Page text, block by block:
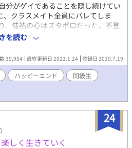
分がゲイであることを隠し続けてい
クラスメイト全員にバレてしま
、佳祐の心はズタボロだった。不登
が原因で病院に入院する。 その時、
親にバレてしまい、心配した両親は
祐を行かせた。 そこから、高校へ入
ようとするが、過去のいじめが原因
いう空間が嫌いになっていた。早
足取りで学校へ行っていたが、あ
よう」と言われる。佳祐は最初こ
話していくにつれ、居心地の良さを
ちに佳祐はポロッと自分はゲイであ
驚きだった。佳祐は激しく後悔し
う。 佳祐は過去を乗り越え、新し
来るのかー、、、、 都会育ち・佳
を読む
39,954 最終更新日 2022.1.24 登録日 2020.7.19
ハッピーエンド
同級生
24
しく生きていく